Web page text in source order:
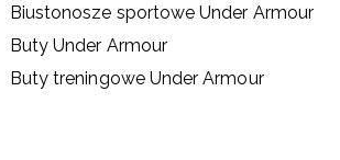
Biustonosze sportowe Under Armour
Buty Under Armour
Buty treningowe Under Armour